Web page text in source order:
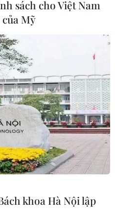
nóng
cực từ
tại Congo
người
sách cho Việt Nam
Mỹ
khoa Hà Nội lập